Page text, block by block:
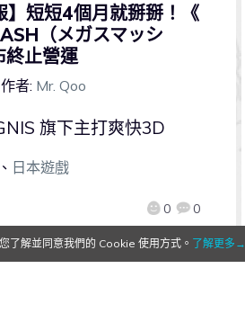
】短短4個月就掰掰！《
（メガスマッシ
終止營運
作者: Mr. Qoo
0 0
旗下主打爽快3D
日本遊戲
了解並同意我們的 Cookie 使用方式。 了解更多→